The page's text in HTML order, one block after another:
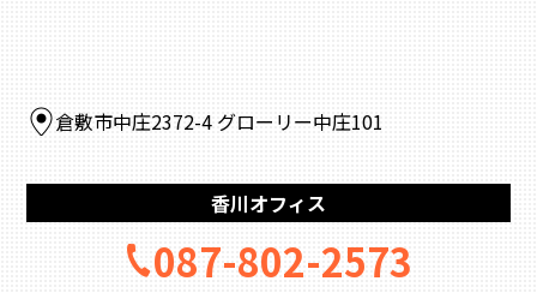
倉敷市中庄2372-4 グローリー中庄101
香川オフィス
087-802-2573